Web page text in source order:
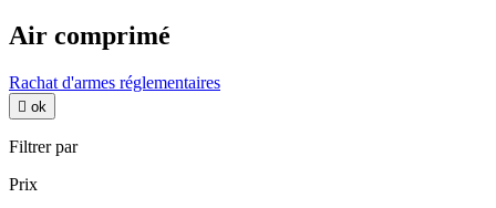
Air comprimé
Rachat d'armes réglementaires
 ok
Filtrer par
Prix